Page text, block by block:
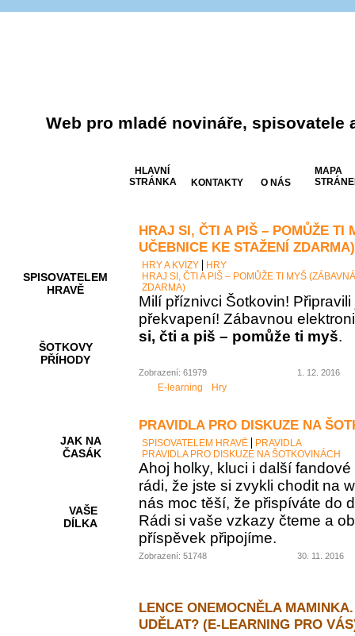
Web pro mladé novináře, spisovatele
HLAVNÍ
STRÁNKA
KONTAKTY O NÁS
MAPA
SPISOVATELEM
HRAVĚ
ŠOTKOVY
PŘÍHODY
JAK NA
ČASÁK
VAŠE
DÍLKA
HRAJ SI, ČTI A PIŠ – POMŮŽE TI
UČEBNICE KE STAŽENÍ ZDARMA)
HRY A KVÍZY
HRY
HRAJ SI, ČTI A PIŠ – POMŮŽE TI MYŠ
ZDARMA)
Milí příznivci Šotkovin!
překvapení! Zábavnou
si, čti a piš – pomůže ti myš.
Zobrazení: 61979 1. 12. 2016
E-learning Hry
PRAVIDLA PRO DISKUZE NA
SPISOVATELEM HRAVĚ
PRAVIDLA
PRAVIDLA PRO DISKUZE NA ŠOTKOVINÁCH
Ahoj holky, kluci i další
rádi, že jste si zvykli chodit na
nás moc těší, že přispíváte do
Rádi si vaše vzkazy čteme a
příspěvek připojíme.
Zobrazení: 51748 30. 11. 2016
LENCE ONEMOCNĚLA
UDĚLAT? (E-LEARNING PRO